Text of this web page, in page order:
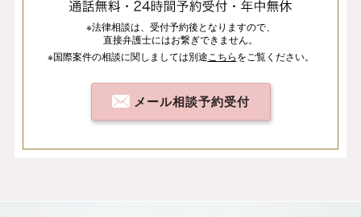
※法律相談は、 受付予約後となりますので、
直接弁護士にはお繋ぎできません。
※国際案件の相談に関しましては別途 こちらをご覧ください。
メール相談予約受付